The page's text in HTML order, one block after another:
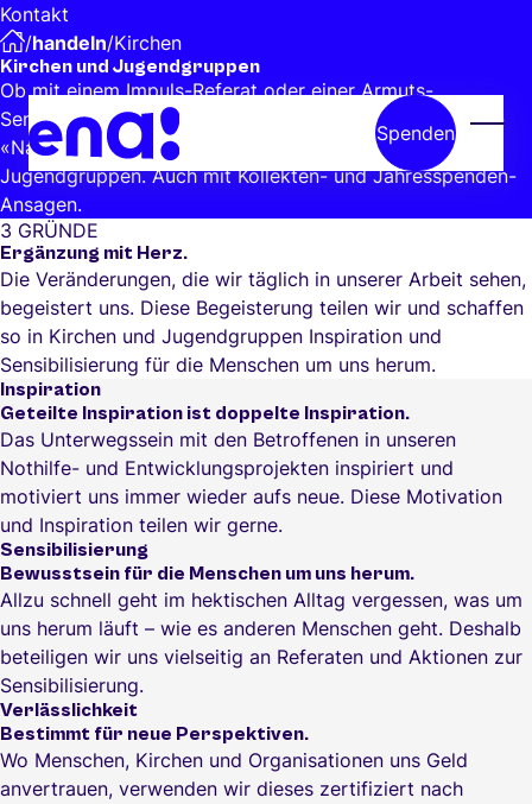
Skip to main content
Kontakt
Spenden
/handeln/Kirchen
Kirchen und Jugendgruppen
Ob mit einem Impuls-Referat oder einer Armuts-
Sensibilisierung mit der Jugendgruppe mit der beliebten
«Nacht ohne Dach» – Wir unterstützen Kirchen und
Jugendgruppen. Auch mit Kollekten- und Jahresspenden-
Ansagen.
3 GRÜNDE
Ergänzung mit Herz.
Die Veränderungen, die wir täglich in unserer Arbeit sehen,
begeistert uns. Diese Begeisterung teilen wir und schaffen
so in Kirchen und Jugendgruppen Inspiration und
Sensibilisierung für die Menschen um uns herum.
Inspiration
Geteilte Inspiration ist doppelte Inspiration.
Das Unterwegssein mit den Betroffenen in unseren
Nothilfe- und Entwicklungsprojekten inspiriert und
motiviert uns immer wieder aufs neue. Diese Motivation
und Inspiration teilen wir gerne.
Sensibilisierung
Bewusstsein für die Menschen um uns herum.
Allzu schnell geht im hektischen Alltag vergessen, was um
uns herum läuft – wie es anderen Menschen geht. Deshalb
beteiligen wir uns vielseitig an Referaten und Aktionen zur
Sensibilisierung.
Verlässlichkeit
Bestimmt für neue Perspektiven.
Wo Menschen, Kirchen und Organisationen uns Geld
anvertrauen, verwenden wir dieses zertifiziert nach